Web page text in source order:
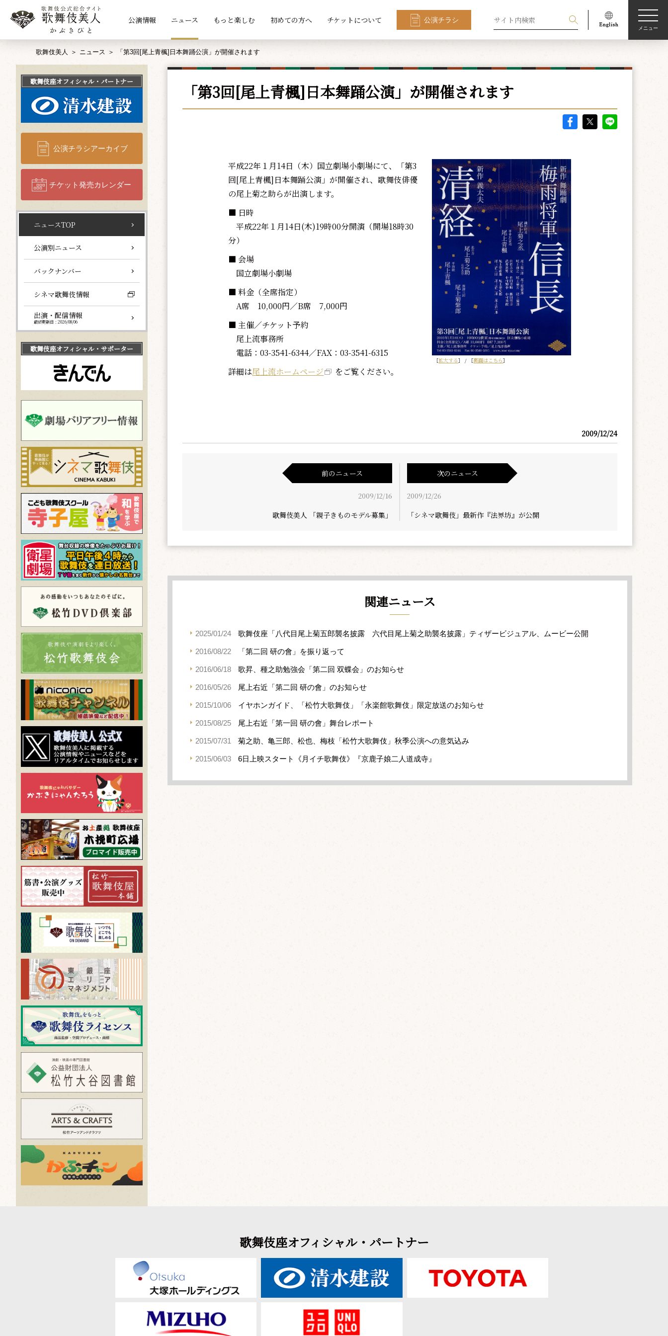
公演情報 ニュース もっと楽しむ 初めての方へ チケットについて 公演チラシ
メニュー
歌舞伎美人 ニュース 「第3回[尾上青楓]日本舞踊公演」が開催されます
「第3回[尾上青楓]日本舞踊公演」が開催されます
［拡大する］ / ［裏面はこちら］
平成22年１月14日（木）国立劇場小劇場にて、「第3
回[尾上青楓]日本舞踊公演」が開催され、歌舞伎俳優
の尾上菊之助らが出演します。
■ 日時
平成22年１月14日(木)19時00分開演（開場18時30
分）
■ 会場
国立劇場小劇場
■ 料金（全席指定）
A席 10,000円／B席 7,000円
■ 主催／チケット予約
尾上流事務所
電話：03-3541-6344／FAX：03-3541-6315
詳細は尾上流ホームページ をご覧ください。
2009/12/24
前のニュース
2009/12/16
歌舞伎美人 「親子きものモデル募集」
次のニュース
2009/12/26
「シネマ歌舞伎」最新作『法界坊』が公開
関連ニュース
2025/01/24 歌舞伎座「八代目尾上菊五郎襲名披露 六代目尾上菊之助襲名披露」ティザービジュアル、ムービー公開
2016/08/22 「第二回 研の會」を振り返って
2016/06/18 歌昇、種之助勉強会「第二回 双蝶会」のお知らせ
2016/05/26 尾上右近「第二回 研の會」のお知らせ
2015/10/06 イヤホンガイド、「松竹大歌舞伎」「永楽館歌舞伎」限定放送のお知らせ
2015/08/25 尾上右近「第一回 研の會」舞台レポート
2015/07/31 菊之助、亀三郎、松也、梅枝「松竹大歌舞伎」秋季公演への意気込み
2015/06/03 6日上映スタート《月イチ歌舞伎》『京鹿子娘二人道成寺』
歌舞伎座オフィシャル・パートナー
公演チラシアーカイブ
チケット発売カレンダー
ニュースTOP
公演別ニュース
バックナンバー
シネマ歌舞伎情報
出演・配信情報
最終更新日：2026/08/06
歌舞伎座オフィシャル・サポーター
歌舞伎座オフィシャル・パートナー